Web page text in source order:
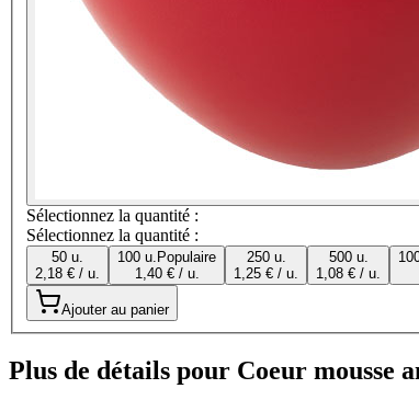
Sélectionnez la quantité :
Sélectionnez la quantité :
50 u.
2,18 € / u.
100 u. Populaire
1,40 € / u.
250 u.
1,25 € / u.
500 u.
1,08 € / u.
Ajouter au panier
Plus de détails pour Coeur mousse